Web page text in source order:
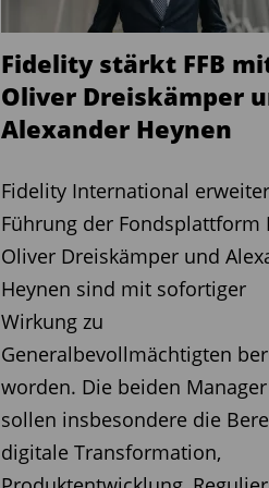
[...]
Modernisierung und
Ein umfassender
meiner Meinung nach
erneut in Betracht zu
investieren, um
Wettbewerbsfähigkeit zu
Fazit
Insgesamt sehe ich das
dringend notwendige
Deutschland anzugehen,
Fidelity stärkt FFB
Oliver Dreiskämper
Alexander Heynen
Fidelity International
Führung der Fondsplattform
Oliver Dreiskämper und
Heynen sind mit sofortiger
Wirkung zu
Generalbevollmächtigten
worden. Die beiden Manager
sollen insbesondere die
digitale Transformation,